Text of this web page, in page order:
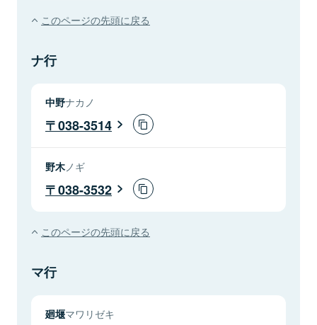
このページの先頭に戻る
ナ行
中野ナカノ
038-3514
野木ノギ
038-3532
このページの先頭に戻る
マ行
廻堰マワリゼキ